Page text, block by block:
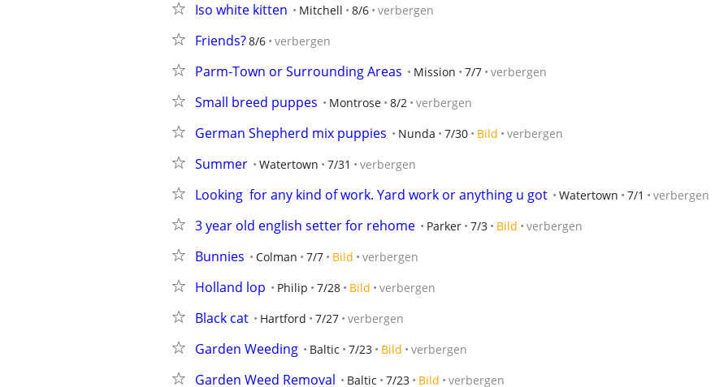
Iso white kitten Mitchell 8/6 verbergen
Friends?8/6 verbergen
Parm-Town or Surrounding Areas Mission 7/7 verbergen
Small breed puppes Montrose 8/2 verbergen
German Shepherd mix puppies Nunda 7/30 Bild verbergen
Summer Watertown 7/31 verbergen
Looking  for any kind of work. Yard work or anything u got Watertown 7/1 verbergen
3 year old english setter for rehome Parker 7/3 Bild verbergen
Bunnies Colman 7/7 Bild verbergen
Holland lop Philip 7/28 Bild verbergen
Black cat Hartford 7/27 verbergen
Garden Weeding Baltic 7/23 Bild verbergen
Garden Weed Removal Baltic 7/23 Bild verbergen